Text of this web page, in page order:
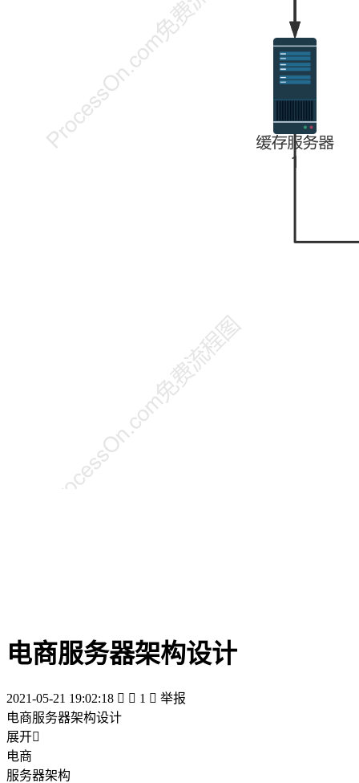
电商服务器架构设计
2021-05-21 19:02:18   1  举报
电商服务器架构设计
展开
电商
服务器架构